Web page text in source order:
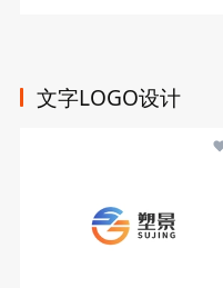
文字LOGO设计